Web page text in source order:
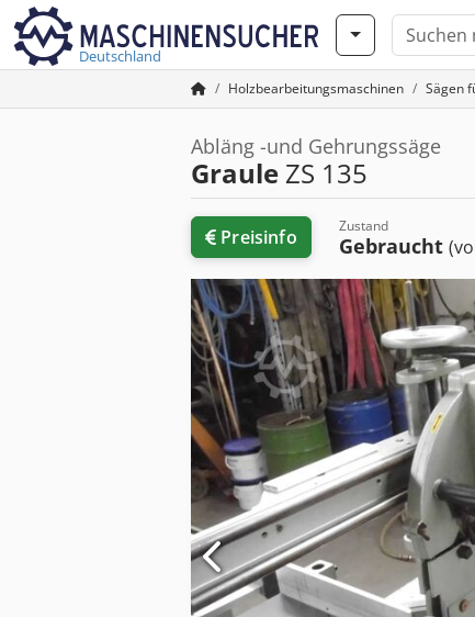
Deutschland
Holzbearbeitungsmaschinen Sägen
Abläng -und Gehrungssäge
Graule ZS 135
Preisinfo Zustand
Gebraucht